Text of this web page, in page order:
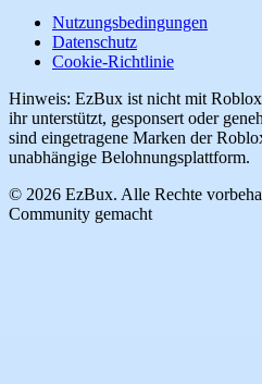
Nutzungsbedingungen
Datenschutz
Cookie-Richtlinie
Hinweis: EzBux ist nicht mit
ihr unterstützt, gesponsert oder
sind eingetragene Marken der
unabhängige Belohnungsplattform.
© 2026 EzBux. Alle Rechte
Community gemacht